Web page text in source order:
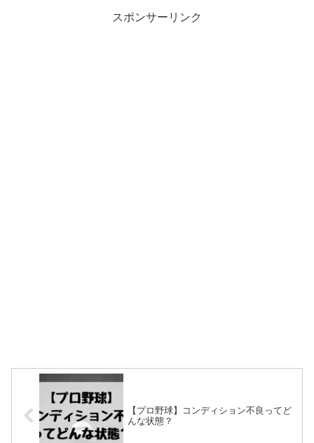
の？ちょっと調子悪いだけ？よ
くわからないですよね。気にな
聞タブロイド版、ムック本など
スポンサーリンク
【プロ野球】コンディション不良ってど
んな状態？